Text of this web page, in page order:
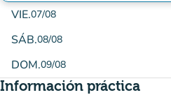
VIE.07/08
SÁB.08/08
DOM.09/08
Información práctica